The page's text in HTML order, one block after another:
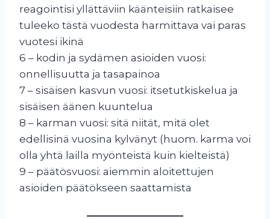
reagointisi yllättäviin käänteisiin ratkaisee
tuleeko tästä vuodesta harmittava vai paras
vuotesi ikinä
6 – kodin ja sydämen asioiden vuosi:
onnellisuutta ja tasapainoa
7 – sisäisen kasvun vuosi: itsetutkiskelua ja
sisäisen äänen kuuntelua
8 – karman vuosi: sitä niität, mitä olet
edellisinä vuosina kylvänyt (huom. karma voi
olla yhtä lailla myönteistä kuin kielteistä)
9 – päätösvuosi: aiemmin aloitettujen
asioiden päätökseen saattamista